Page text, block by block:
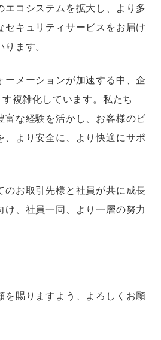
エコシステムを拡大し、より多
セキュリティサービスをお届け
ます。
ーメーションが加速する中、企
複雑化しています。私たち
富な経験を活かし、お客様のビ
、より安全に、より快適にサポ
のお取引先様と社員が共に成長
、社員一同、より一層の努力
を賜りますよう、よろしくお願